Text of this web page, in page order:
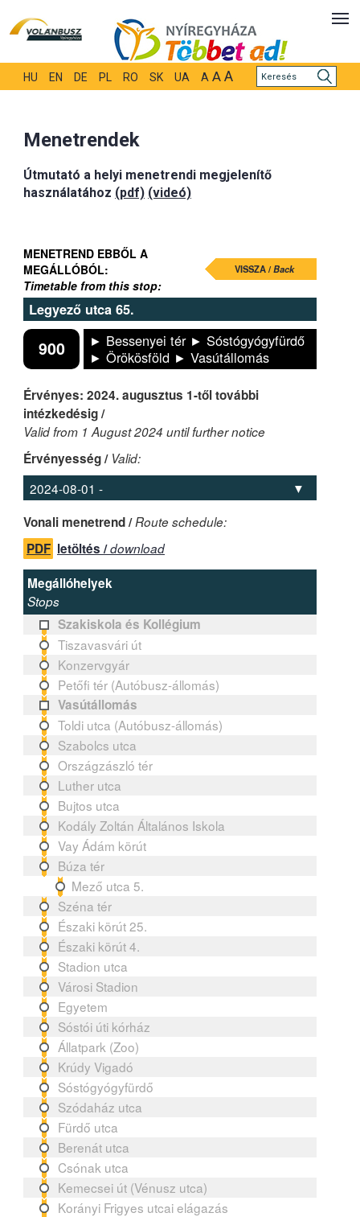
HU EN DE PL RO SK UA A A A
Menetrendek
Útmutató a helyi menetrendi megjelenítő
használatához (pdf) (videó)
MENETREND EBBŐL A
MEGÁLLÓBÓL:
Timetable from this stop:
VISSZA /Back
Legyező utca 65.
900
► Bessenyei tér ► Sóstógyógyfürdő
► Örökösföld ► Vasútállomás
Érvényes: 2024. augusztus 1-től további
intézkedésig /
Valid from 1 August 2024 until further notice
Érvényesség / Valid:
Vonali menetrend /Route schedule:
PDF letöltés /download
Megállóhelyek
Stops
Szakiskola és Kollégium
Tiszavasvári út
Konzervgyár
Petőfi tér (Autóbusz-állomás)
Vasútállomás
Toldi utca (Autóbusz-állomás)
Szabolcs utca
Országzászló tér
Luther utca
Bujtos utca
Kodály Zoltán Általános Iskola
Vay Ádám körút
Búza tér
Mező utca 5.
Széna tér
Északi körút 25.
Északi körút 4.
Stadion utca
Városi Stadion
Egyetem
Sóstói úti kórház
Állatpark (Zoo)
Krúdy Vigadó
Sóstógyógyfürdő
Szódaház utca
Fürdő utca
Berenát utca
Csónak utca
Kemecsei út (Vénusz utca)
Korányi Frigyes utcai elágazás